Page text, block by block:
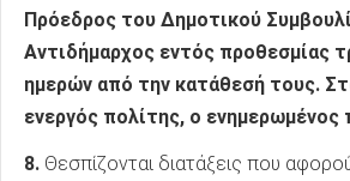
Πρόεδρος του Δημοτικού
Αντιδήμαρχος εντός προθεσμίας
ημερών από την κατάθεσή τους.
ενεργός πολίτης, ο ενημερωμένος
8. Θεσπίζονται διατάξεις που